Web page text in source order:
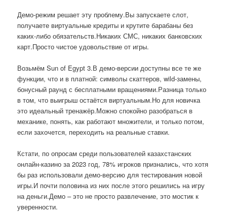
Демо-режим решает эту проблему.Вы запускаете слот,
получаете виртуальные кредиты и крутите барабаны без
каких-либо обязательств.Никаких СМС, никаких банковских
карт.Просто чистое удовольствие от игры.
Возьмём Sun of Egypt 3.В демо-версии доступны все те же
функции, что и в платной: символы скаттеров, wild-замены,
бонусный раунд с бесплатными вращениями.Разница только
в том, что выигрыш остаётся виртуальным.Но для новичка
это идеальный тренажёр.Можно спокойно разобраться в
механике, понять, как работают множители, и только потом,
если захочется, переходить на реальные ставки.
Кстати, по опросам среди пользователей казахстанских
онлайн-казино за 2023 год, 78% игроков признались, что хотя
бы раз использовали демо-версию для тестирования новой
игры.И почти половина из них после этого решились на игру
на деньги.Демо – это не просто развлечение, это мостик к
уверенности.